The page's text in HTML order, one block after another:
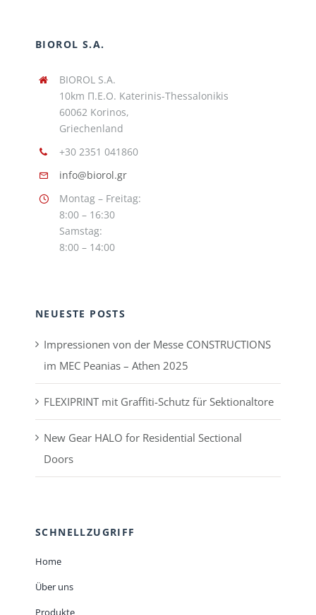
BIOROL S.A.
BIOROL S.A.
10km Π.Ε.Ο. Katerinis-Thessalonikis
60062 Korinos,
Griechenland
+30 2351 041860
info@biorol.gr
Montag – Freitag:
8:00 – 16:30
Samstag:
8:00 – 14:00
NEUESTE POSTS
Impressionen von der Messe CONSTRUCTIONS
im MEC Peanias – Athen 2025
FLEXIPRINT mit Graffiti-Schutz für Sektionaltore
New Gear HALO for Residential Sectional
Doors
SCHNELLZUGRIFF
Home
Über uns
Produkte